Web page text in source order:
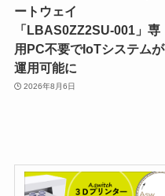
ートウェイ
「LBAS0ZZ2SU-001」専
用PC不要でIoTシステムが
運用可能に
2026年8月6日